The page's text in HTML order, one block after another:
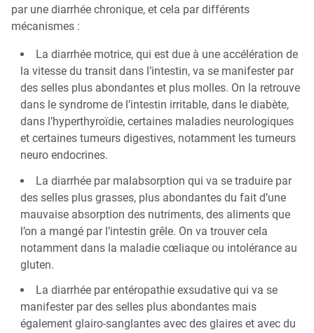
par une diarrhée chronique, et cela par différents
mécanismes :
La diarrhée motrice, qui est due à une accélération de
la vitesse du transit dans l’intestin, va se manifester par
des selles plus abondantes et plus molles. On la retrouve
dans le syndrome de l’intestin irritable, dans le diabète,
dans l’hyperthyroïdie, certaines maladies neurologiques
et certaines tumeurs digestives, notamment les tumeurs
neuro endocrines.
La diarrhée par malabsorption qui va se traduire par
des selles plus grasses, plus abondantes du fait d’une
mauvaise absorption des nutriments, des aliments que
l’on a mangé par l’intestin grêle. On va trouver cela
notamment dans la maladie cœliaque ou intolérance au
gluten.
La diarrhée par entéropathie exsudative qui va se
manifester par des selles plus abondantes mais
également glairo-sanglantes avec des glaires et avec du